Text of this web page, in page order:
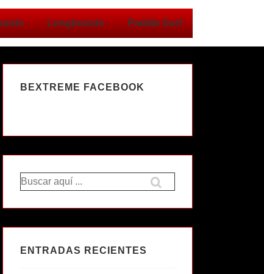
Longboards Paddle Surf
BEXTREME FACEBOOK
Buscar
por:
ENTRADAS RECIENTES